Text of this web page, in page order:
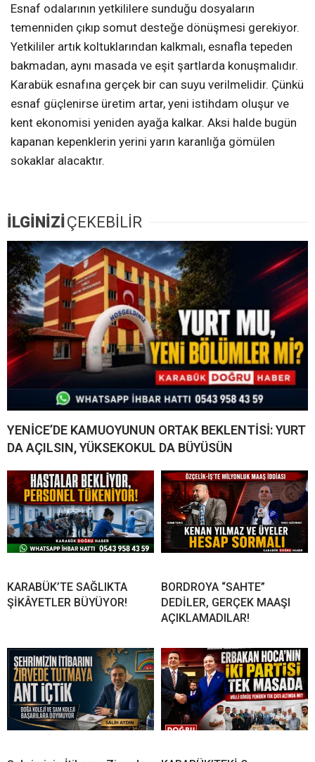
Esnaf odalarının yetkililere sunduğu dosyaların
temenniden çıkıp somut desteğe dönüşmesi gerekiyor.
Yetkililer artık koltuklarından kalkmalı, esnafla tepeden
bakmadan, aynı masada ve eşit şartlarda konuşmalıdır.
Karabük esnafına gerçek bir can suyu verilmelidir. Çünkü
esnaf güçlenirse üretim artar, yeni istihdam oluşur ve
kent ekonomisi yeniden ayağa kalkar. Aksi halde bugün
kapanan kepenklerin yerini yarın karanlığa gömülen
sokaklar alacaktır.
İLGİNİZİÇEKEBİLİR
YENİCE’DE KAMUOYUNUN ORTAK BEKLENTİSİ: YURT
DA AÇILSIN, YÜKSEKOKUL DA BÜYÜSÜN
KARABÜK’TE SAĞLIKTA
ŞİKÂYETLER BÜYÜYOR!
BORDROYA “SAHTE”
DEDİLER, GERÇEK MAAŞI
AÇIKLAMADILAR!